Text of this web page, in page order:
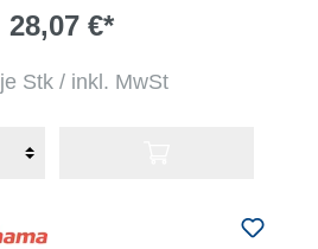
28,07 €*
je Stk / inkl. MwSt